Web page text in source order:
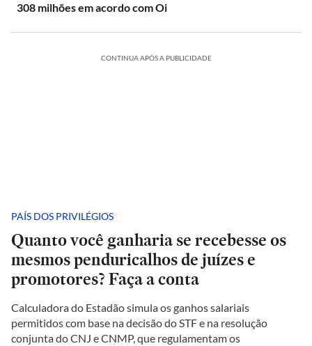
308 milhões em acordo com Oi
CONTINUA APÓS A PUBLICIDADE
PAÍS DOS PRIVILÉGIOS
Quanto você ganharia se recebesse os
mesmos penduricalhos de juízes e
promotores? Faça a conta
Calculadora do Estadão simula os ganhos salariais
permitidos com base na decisão do STF e na resolução
conjunta do CNJ e CNMP, que regulamentam os